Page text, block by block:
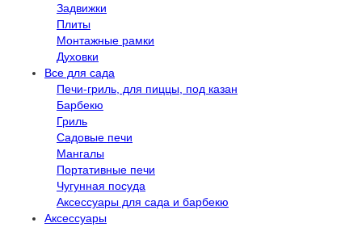
Задвижки
Плиты
Монтажные рамки
Духовки
Все для сада
Печи-гриль, для пиццы, под казан
Барбекю
Гриль
Садовые печи
Мангалы
Портативные печи
Чугунная посуда
Аксессуары для сада и барбекю
Аксессуары